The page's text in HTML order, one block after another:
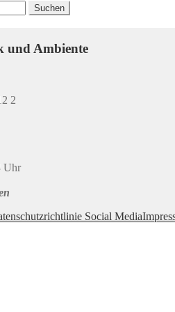
Suchen
und Ambiente
2
Uhr
Social Media